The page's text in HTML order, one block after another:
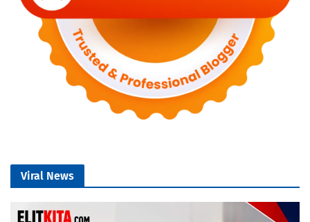
Viral News